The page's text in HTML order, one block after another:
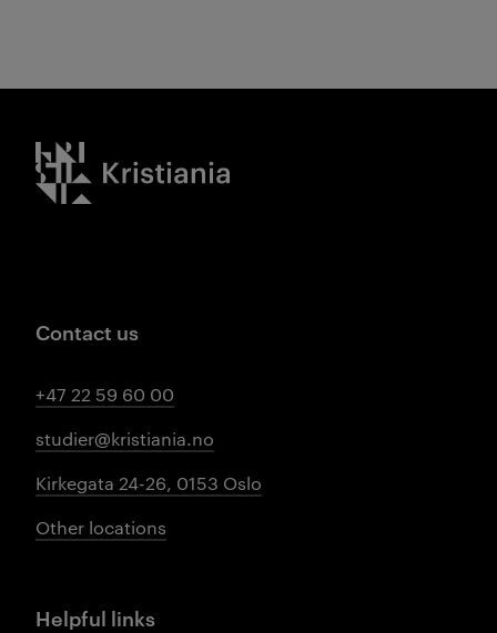
Kristiania logo
Contact us
+47 22 59 60 00
studier@kristiania.no
Kirkegata 24-26, 0153 Oslo
Other locations
Helpful links